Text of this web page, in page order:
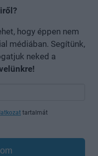
hogy éppen nem
médiában. Segítünk,
neked a
tartalmát